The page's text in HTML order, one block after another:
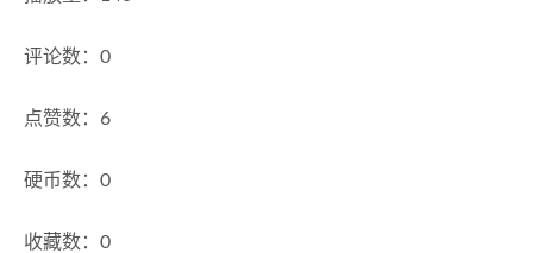
评论数：0
点赞数：6
硬币数：0
收藏数：0